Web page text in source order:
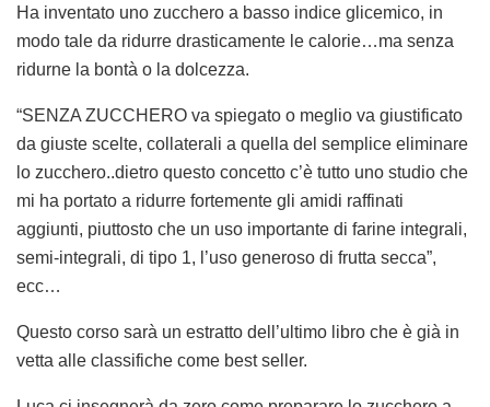
Ha inventato uno zucchero a basso indice glicemico, in
modo tale da ridurre drasticamente le calorie…ma senza
ridurne la bontà o la dolcezza.
“SENZA ZUCCHERO va spiegato o meglio va giustificato
da giuste scelte, collaterali a quella del semplice eliminare
lo zucchero..dietro questo concetto c’è tutto uno studio che
mi ha portato a ridurre fortemente gli amidi raffinati
aggiunti, piuttosto che un uso importante di farine integrali,
semi-integrali, di tipo 1, l’uso generoso di frutta secca”,
ecc…
Questo corso sarà un estratto dell’ultimo libro che è già in
vetta alle classifiche come best seller.